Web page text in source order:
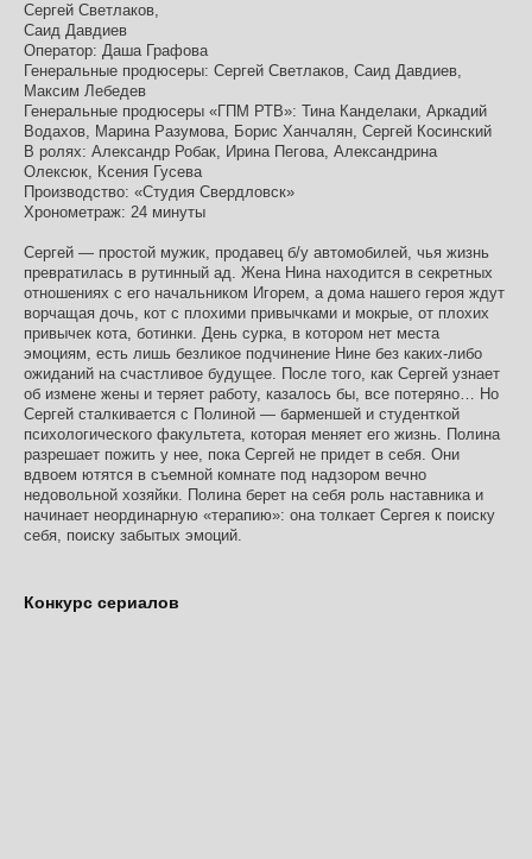
Сергей Светлаков,
Саид Давдиев
Оператор: Даша Графова
Генеральные продюсеры: Сергей Светлаков, Саид Давдиев,
Максим Лебедев
Генеральные продюсеры «ГПМ РТВ»: Тина Канделаки, Аркадий
Водахов, Марина Разумова, Борис Ханчалян, Сергей Косинский
В ролях: Александр Робак, Ирина Пегова, Александрина
Олексюк, Ксения Гусева
Производство: «Студия Свердловск»
Хронометраж: 24 минуты
Сергей — простой мужик, продавец б/у автомобилей, чья жизнь
превратилась в рутинный ад. Жена Нина находится в секретных
отношениях с его начальником Игорем, а дома нашего героя ждут
ворчащая дочь, кот с плохими привычками и мокрые, от плохих
привычек кота, ботинки. День сурка, в котором нет места
эмоциям, есть лишь безликое подчинение Нине без каких-либо
ожиданий на счастливое будущее. После того, как Сергей узнает
об измене жены и теряет работу, казалось бы, все потеряно… Но
Сергей сталкивается с Полиной — барменшей и студенткой
психологического факультета, которая меняет его жизнь. Полина
разрешает пожить у нее, пока Сергей не придет в себя. Они
вдвоем ютятся в съемной комнате под надзором вечно
недовольной хозяйки. Полина берет на себя роль наставника и
начинает неординарную «терапию»: она толкает Сергея к поиску
себя, поиску забытых эмоций.
Конкурс сериалов